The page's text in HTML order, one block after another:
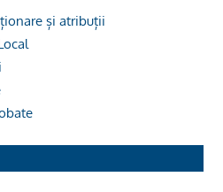
și atribuții